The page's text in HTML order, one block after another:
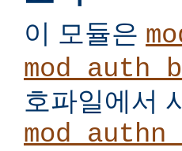
이 모듈은
호파일에서